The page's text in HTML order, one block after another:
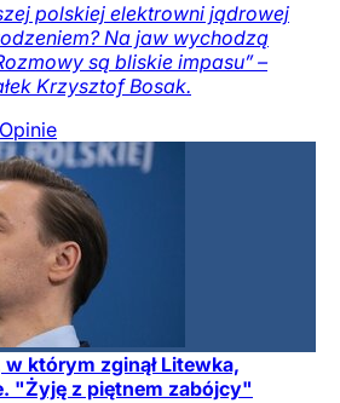
polskiej elektrowni jądrowej
Na jaw wychodzą
są bliskie impasu” –
Krzysztof Bosak.
Opinie
którym zginął Litewka,
"Żyję z piętnem zabójcy"